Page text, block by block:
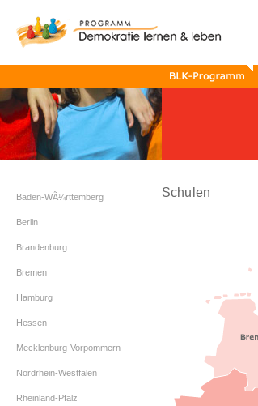
BLK-
Programm
Baden-WÃ¼rttemberg
Berlin
Brandenburg
Bremen
Hamburg
Hessen
Mecklenburg-Vorpommern
Nordrhein-Westfalen
Rheinland-Pfalz
Schulen